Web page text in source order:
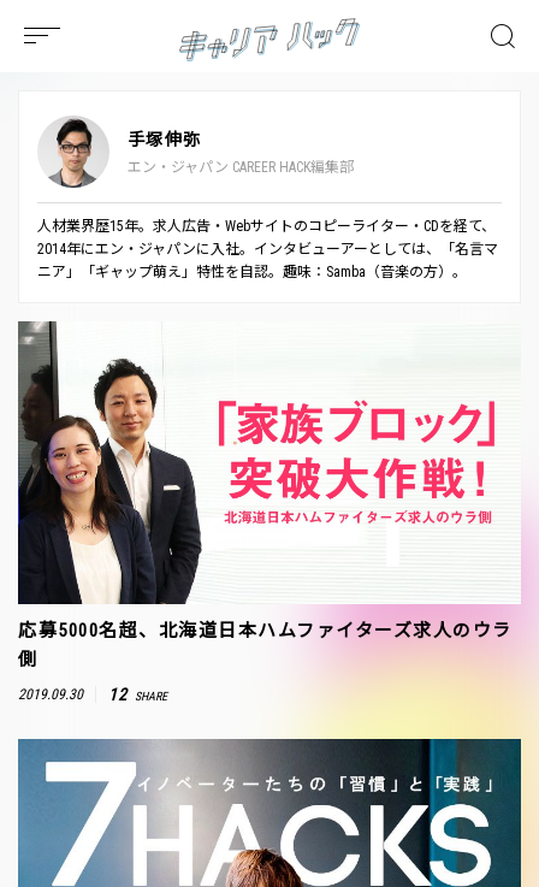
手塚伸弥
エン・ジャパン CAREER HACK編集部
人材業界歴15年。求人広告・Webサイトのコピーライター・CDを経て、
2014年にエン・ジャパンに入社。インタビューアーとしては、「名言マ
ニア」「ギャップ萌え」特性を自認。趣味：Samba（音楽の方）。
応募5000名超、北海道日本ハムファイターズ求人のウラ
側
2019.09.30 12 SHARE